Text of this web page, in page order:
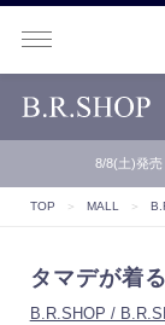
8/8(土)発
TOP ＞ MALL ＞
タマデが着
B.R.SHOP /